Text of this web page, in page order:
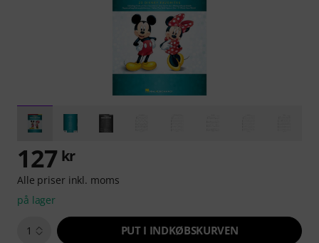
127 kr
Alle priser inkl. moms
på lager
1 PUT I INDKØBSKURVEN